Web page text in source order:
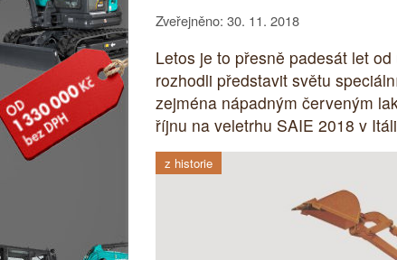
Zveřejněno: 30. 11. 2018
Letos je to přesně padesát let
rozhodli představit světu
zejména nápadným červeným
říjnu na veletrhu SAIE 2018 v
z historie